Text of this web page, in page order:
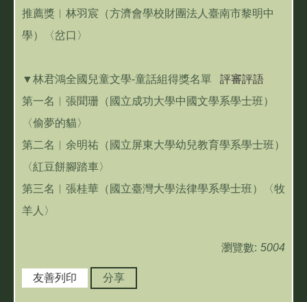
推薦獎︱林羽宸（方濟會學校財團法人臺南市黎明中
學）〈岔口〉
▼林君鴻全國兒童文學-童話組得獎名單 評審評語
第一名︱張聞珊（國立成功大學中國文學系學士班）
〈偷夢的貓〉
第二名︱余明祐（國立屏東大學幼兒教育學系學士班）
〈紅豆餅腳踏車〉
第三名︱張桂華（國立臺灣大學法律學系學士班）〈牧
羊人〉
瀏覽數: 5004
友善列印 分享